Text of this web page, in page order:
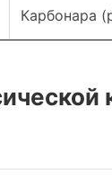
Карбонара